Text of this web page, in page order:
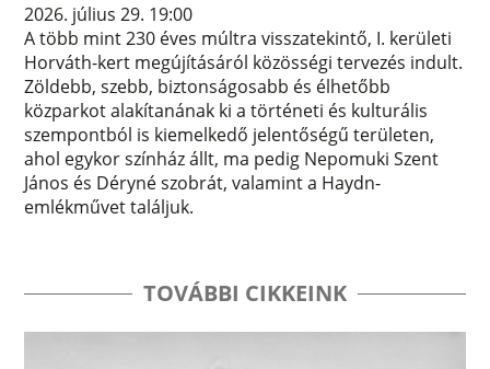
2026. július 29. 19:00
A több mint 230 éves múltra visszatekintő, I. kerületi
Horváth-kert megújításáról közösségi tervezés indult.
Zöldebb, szebb, biztonságosabb és élhetőbb
közparkot alakítanának ki a történeti és kulturális
szempontból is kiemelkedő jelentőségű területen,
ahol egykor színház állt, ma pedig Nepomuki Szent
János és Déryné szobrát, valamint a Haydn-
emlékművet találjuk.
TOVÁBBI CIKKEINK